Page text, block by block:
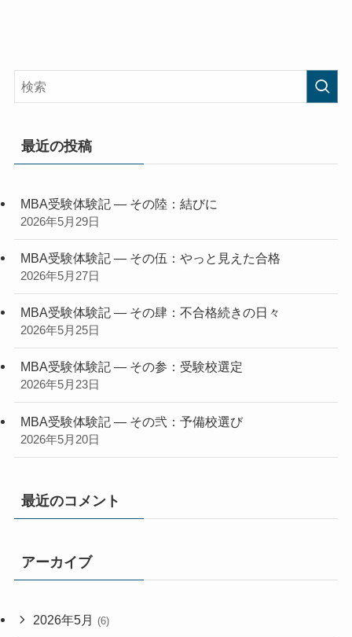
最近の投稿
MBA受験体験記 — その陸：結びに
2026年5月29日
MBA受験体験記 — その伍：やっと見えた合格
2026年5月27日
MBA受験体験記 — その肆：不合格続きの日々
2026年5月25日
MBA受験体験記 — その参：受験校選定
2026年5月23日
MBA受験体験記 — その弐：予備校選び
2026年5月20日
最近のコメント
アーカイブ
2026年5月 (6)